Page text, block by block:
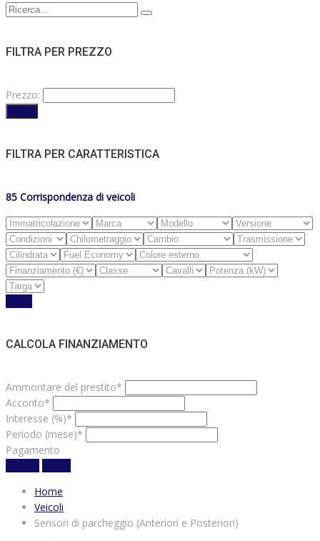
FILTRA PER PREZZO
Prezzo:
FILTRA PER CARATTERISTICA
85 Corrispondenza di veicoli
CALCOLA FINANZIAMENTO
Ammontare del prestito*
Acconto*
Interesse (%)*
Periodo (mese)*
Pagamento
Home
Veicoli
Sensori di parcheggio (Anteriori e Posteriori)